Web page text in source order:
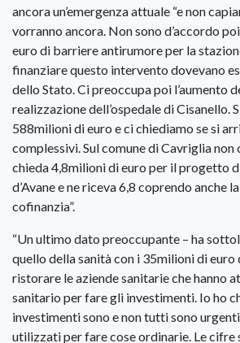
ancora un’emergenza attuale “e non
vorranno ancora. Non sono d’accordo
euro di barriere antirumore per la
finanziare questo intervento dovevano
dello Stato. Ci preoccupa poi l’aumento
realizzazione dell’ospedale di Cisanello.
588milioni di euro e ci chiediamo se si
complessivi. Sul comune di Cavriglia non
chieda 4,8milioni di euro per il progetto
d’Avane e ne riceva 6,8 coprendo anche
cofinanzia”.
“Un ultimo dato preoccupante – ha
quello della sanità con i 35milioni di
ristorare le aziende sanitarie che hanno
sanitario per fare gli investimenti. Io ho
investimenti sono e non tutti sono
utilizzati per fare cose ordinarie. Le cifre